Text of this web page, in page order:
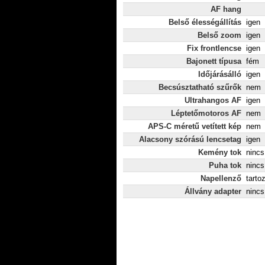
AF hang
Belső élességállítás igen
Belső zoom igen
Fix frontlencse igen
Bajonett típusa fém
Időjárásálló igen
Becsúsztatható szűrők nem
Ultrahangos AF igen
Léptetőmotoros AF nem
APS-C méretű vetített kép nem
Alacsony szórású lencsetag igen
Kemény tok
Puha tok
Napellenző
Állvány adapter